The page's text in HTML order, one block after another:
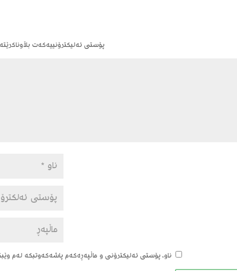
پۆستی ئەلیکترۆنییەکەت
ناو، پۆستی ئەلیکترۆنی و ماڵپەڕەکەم پاشەکەوتبکە لەم